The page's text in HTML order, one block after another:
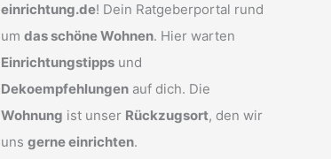
einrichtung.de! Dein Ratgeberportal rund
um das schöne Wohnen. Hier warten
Einrichtungstipps und
Dekoempfehlungen auf dich. Die
Wohnung ist unser Rückzugsort, den wir
uns gerne einrichten.